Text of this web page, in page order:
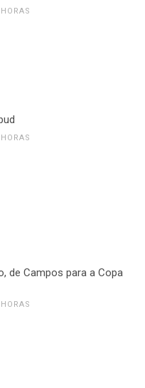
de Campos para a Copa